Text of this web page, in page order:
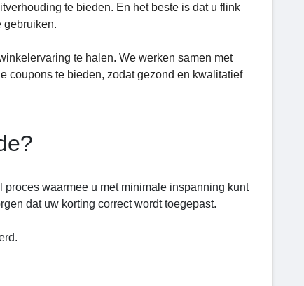
te bieden. En het beste is dat u flink
gebruiken.
te halen. We werken samen met
coupons te bieden, zodat gezond en kwalitatief
waarmee u met minimale inspanning kunt
dat uw korting correct wordt toegepast.